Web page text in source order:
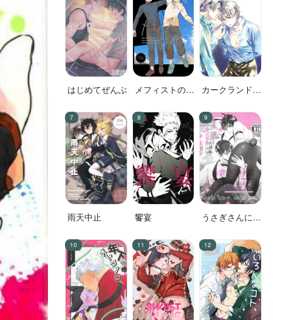
はじめてぜんぶ
メフィストの方
カークランド卿
2
雨天中止 饗宴
うさぎさんには
前編